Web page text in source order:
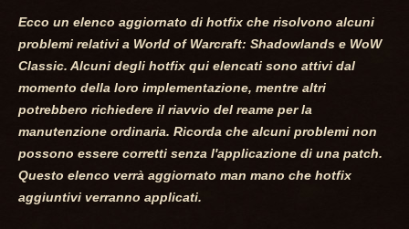
Ecco un elenco aggiornato di hotfix che risolvono alcuni
problemi relativi a World of Warcraft: Shadowlands e WoW
Classic. Alcuni degli hotfix qui elencati sono attivi dal
momento della loro implementazione, mentre altri
potrebbero richiedere il riavvio del reame per la
manutenzione ordinaria. Ricorda che alcuni problemi non
possono essere corretti senza l'applicazione di una patch.
Questo elenco verrà aggiornato man mano che hotfix
aggiuntivi verranno applicati.